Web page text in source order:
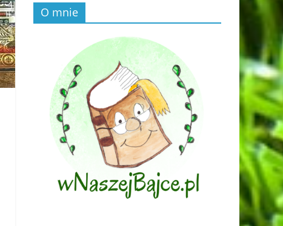
O mnie